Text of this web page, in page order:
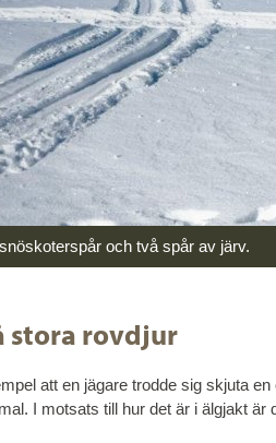
och två spår av järv.
stora rovdjur
att en jägare trodde sig skjuta
I motsats till hur det är i älgjakt är